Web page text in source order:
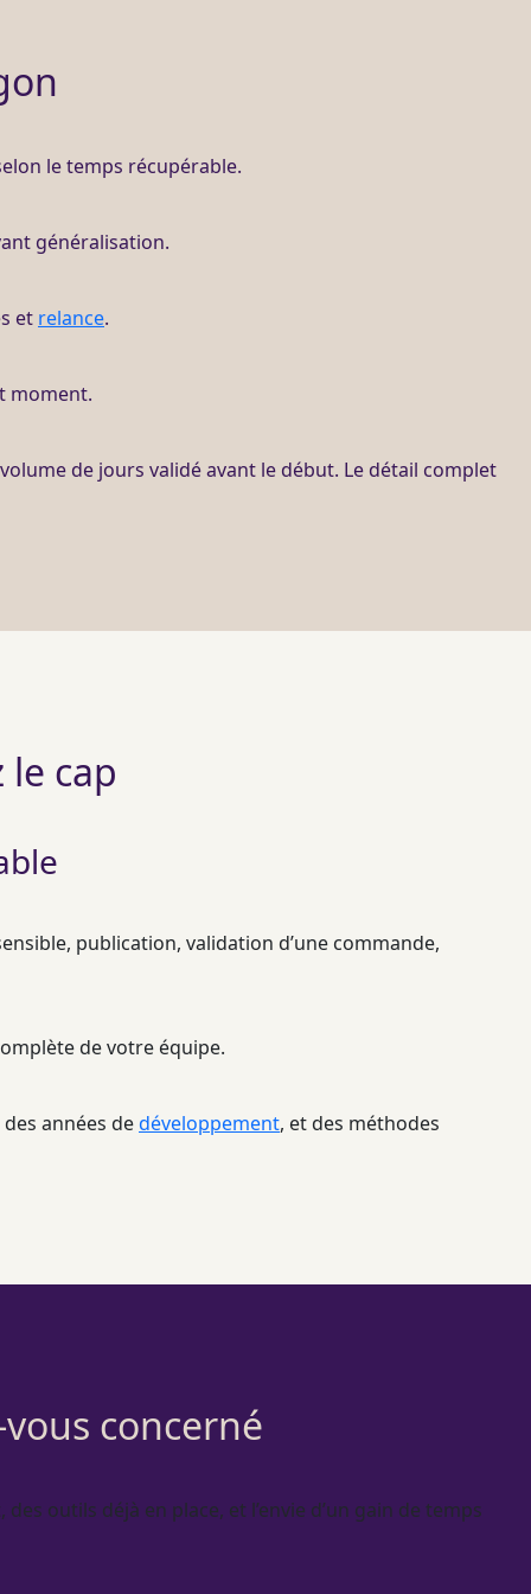
le temps récupérable.
généralisation.
et relance.
moment.
de jours validé avant le début. Le détail complet
le cap
publication, validation d’une commande,
de votre équipe.
années dedéveloppement, et des méthodes
concerné
outils déjà en place, et l’envie d’un gain de temps